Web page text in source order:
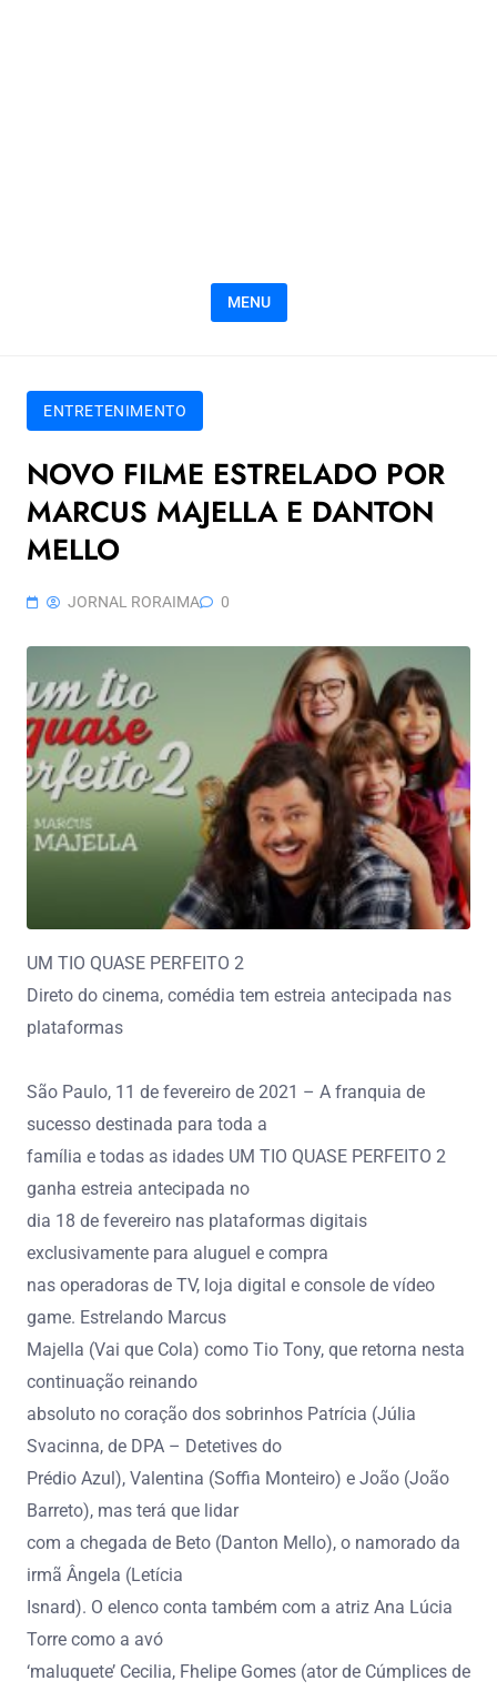
MENU
ENTRETENIMENTO
NOVO FILME ESTRELADO POR
MARCUS MAJELLA E DANTON
MELLO
JORNAL RORAIMA 0
UM TIO QUASE PERFEITO 2
Direto do cinema, comédia tem estreia antecipada nas
plataformas
São Paulo, 11 de fevereiro de 2021 – A franquia de
sucesso destinada para toda a
família e todas as idades UM TIO QUASE PERFEITO 2
ganha estreia antecipada no
dia 18 de fevereiro nas plataformas digitais
exclusivamente para aluguel e compra
nas operadoras de TV, loja digital e console de vídeo
game. Estrelando Marcus
Majella (Vai que Cola) como Tio Tony, que retorna nesta
continuação reinando
absoluto no coração dos sobrinhos Patrícia (Júlia
Svacinna, de DPA – Detetives do
Prédio Azul), Valentina (Soffia Monteiro) e João (João
Barreto), mas terá que lidar
com a chegada de Beto (Danton Mello), o namorado da
irmã Ângela (Letícia
Isnard). O elenco conta também com a atriz Ana Lúcia
Torre como a avó
‘maluquete’ Cecilia, Fhelipe Gomes (ator de Cúmplices de